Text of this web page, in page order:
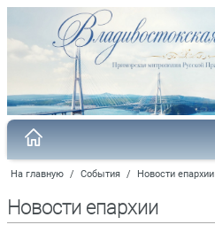
На главную / События / Новости епархии
Новости епархии